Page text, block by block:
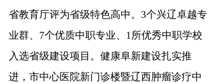
省教育厅评为省级特色高中。 3个兴辽卓越专
业群、 7个优质中职专业、 1所优秀中职学校
入选省级建设项目。健康阜新建设扎实推
进，市中心医院新门诊楼暨辽西肿瘤诊疗中